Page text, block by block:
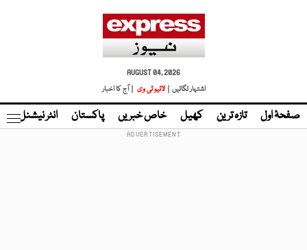
AUGUST 04, 2026
اشتہار لگائیں |
لائیو ٹی وی | آج کا اخبار
صفحۂ اول تازہ ترین کھیل خاص خبریں پاکستان انٹر نیشنل